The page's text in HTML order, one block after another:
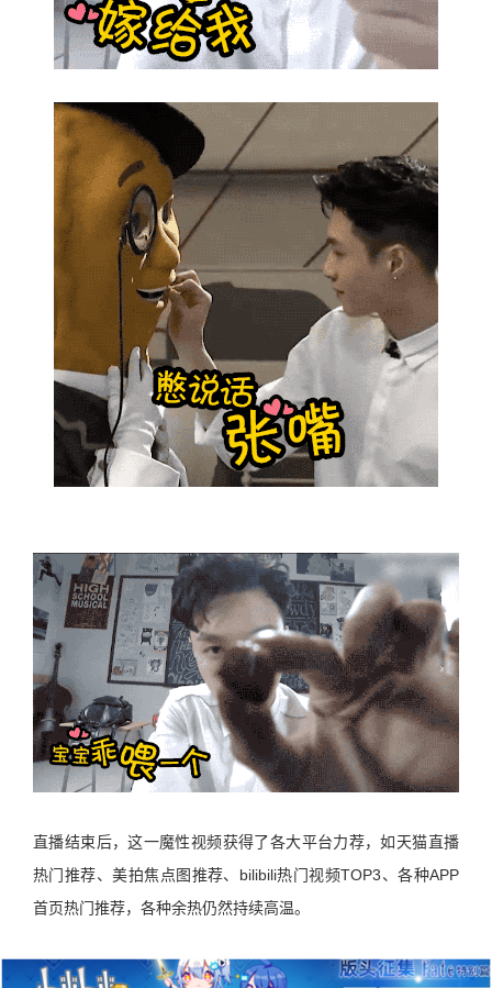
直播结束后，这一魔性视频获得了各大平台力荐，如天猫直播
热门推荐、美拍焦点图推荐、bilibili热门视频TOP3、各种APP
首页热门推荐，各种余热仍然持续高温。